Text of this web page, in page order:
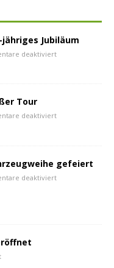
Jubiläum
deaktiviert
Tour
deaktiviert
gefeiert
deaktiviert